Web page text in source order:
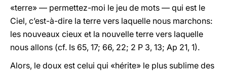
«terre» — permettez-moi le jeu de mots — qui est le
Ciel, c’est-à-dire la terre vers laquelle nous marchons:
les nouveaux cieux et la nouvelle terre vers laquelle
nous allons (cf. Is 65, 17; 66, 22; 2 P 3, 13; Ap 21, 1).
Alors, le doux est celui qui «hérite» le plus sublime des